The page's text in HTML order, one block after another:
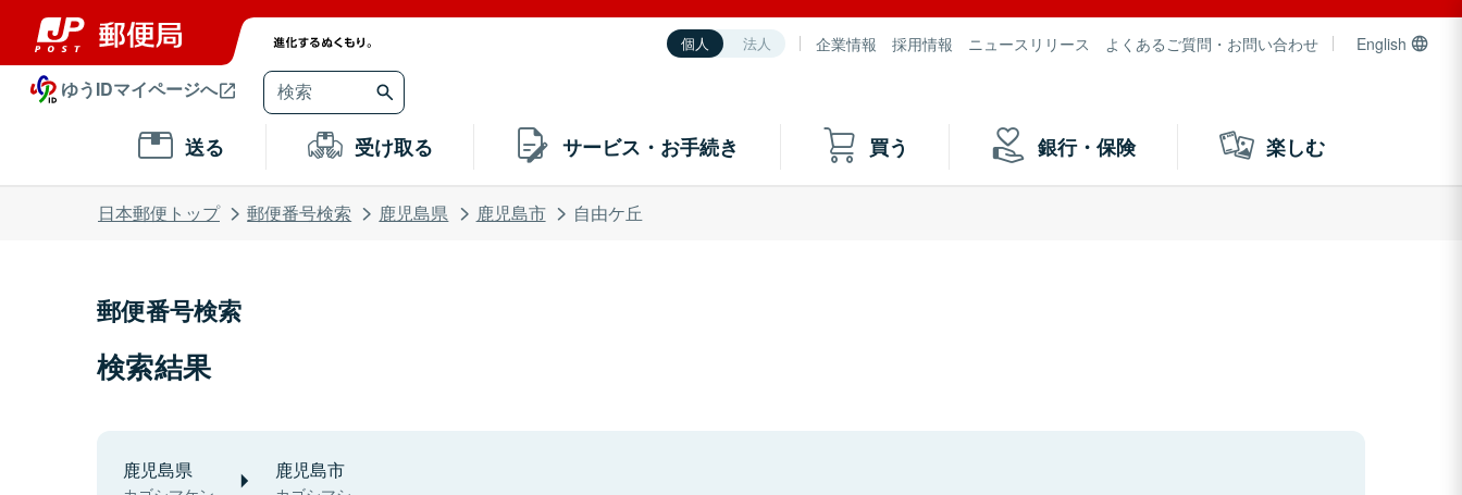
個人 法人 企業情報 採用情報 ニュースリリース よくあるご質問・お問い合わせ English
ゆうIDマイページへ
送る 受け取る サービス・お手続き 買う 銀行・保険 楽しむ
日本郵便トップ 郵便番号検索 鹿児島県 鹿児島市 自由ケ丘
郵便番号検索
検索結果
鹿児島県 鹿児島市